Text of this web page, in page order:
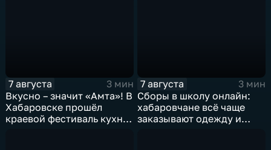
7 августа
3 мин
Вкусно – значит «Амта»! В
Хабаровске прошёл
краевой фестиваль кухни
7 августа
3 мин
Сборы в школу онлайн:
хабаровчане всё чаще
заказывают одежду и